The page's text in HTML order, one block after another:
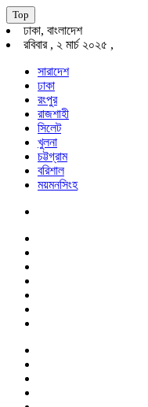
Top
ঢাকা, বাংলাদেশ
রবিবার , ২ মার্চ ২০২৫ ,
সারাদেশ
ঢাকা
রংপুর
রাজশাহী
সিলেট
খুলনা
চট্টগ্রাম
বরিশাল
ময়মনসিংহ